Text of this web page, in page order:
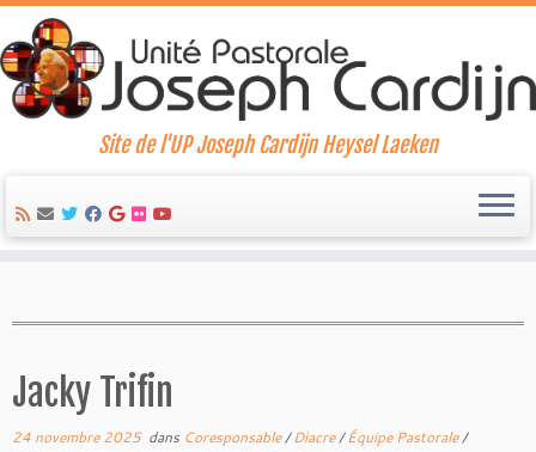
content
Site de l'UP Joseph Cardijn Heysel Laeken
Jacky Trifin
24 novembre 2025dans Coresponsable/Diacre/Équipe Pastorale/